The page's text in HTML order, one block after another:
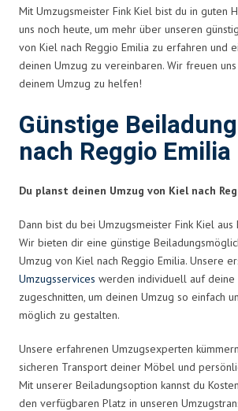
Mit Umzugsmeister Fink Kiel bist du in guten
uns noch heute, um mehr über unseren
von Kiel nach Reggio Emilia zu erfahren und
deinen Umzug zu vereinbaren. Wir freuen
deinem Umzug zu helfen!
Günstige
nach Reggio Emilia
Du planst deinen Umzug von Kiel nach
Dann bist du bei Umzugsmeister Fink Kiel
Wir bieten dir eine günstige
Umzug von Kiel nach Reggio Emilia. Unsere
Umzugsservices werden individuell auf deine
zugeschnitten, um deinen Umzug so einfach
möglich zu gestalten.
Unsere erfahrenen Umzugsexperten
sicheren Transport deiner Möbel und
Mit unserer Beiladungsoption kannst du
den verfügbaren Platz in unseren